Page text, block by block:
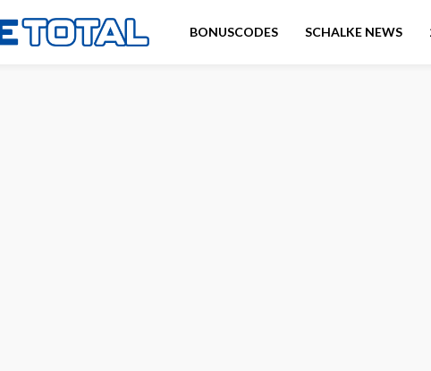
BONUSCODES SCHALKE NEWS